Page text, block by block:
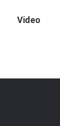
Video